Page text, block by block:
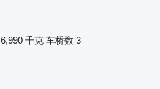
6,990 千克 车桥数 3